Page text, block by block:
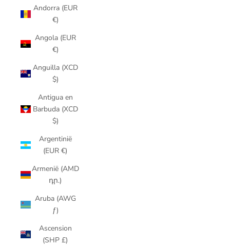
Andorra (EUR
€)
Angola (EUR
€)
Anguilla (XCD
$)
Antigua en
Barbuda (XCD
$)
Argentinië
(EUR €)
Armenië (AMD
դր.)
Aruba (AWG
ƒ)
Ascension
(SHP £)